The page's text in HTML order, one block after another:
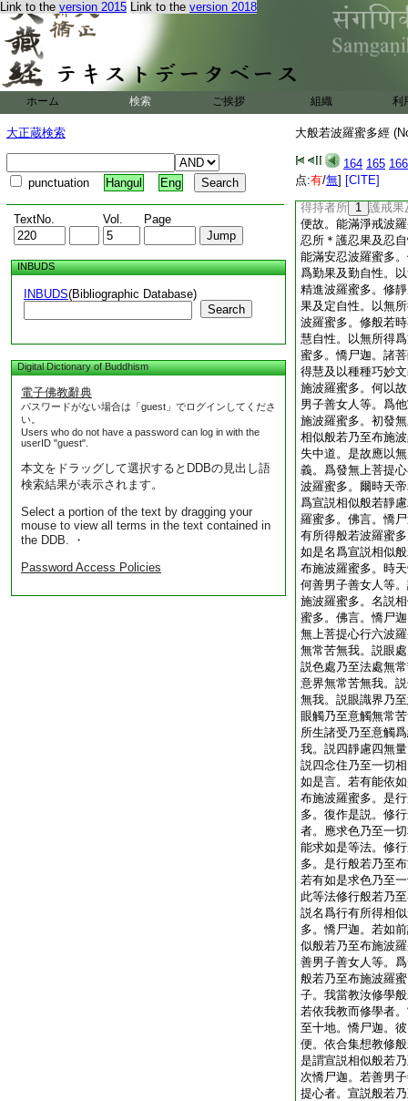
Link to the version 2015 Link to the version 2018
ホーム 検索 ご挨拶 組織 利
大正蔵検索
punctuation Hangul Eng
TextNo. Vol. Page
INBUDS
INBUDS(Bibliographic Database)
Search
Digital Dictionary of Buddhism
電子佛教辭典
パスワードがない場合は「guest」でログインしてくださ
い。
Users who do not have a password can log in with the
userID "guest".
本文をドラッグして選択するとDDBの見出し語
検索結果が表示されます。
Select a portion of the text by dragging your
mouse to view all terms in the text contained in
the DDB. ・
Password Access Policies
大般若波羅蜜多經
164 165 166
点:有/無] [CITE]
如是念。我能修定
定自性。彼修定時
蜜多。修般若時作
慧境。此是慧果。
淨戒安忍精進靜慮
帝釋白佛言。世尊
而能圓滿布施淨戒
蜜多。佛言。憍尸
時不得施者受者施
爲方便故。能滿布
得持者所 1 護戒果
便故。能滿淨戒波
忍所＊護忍果及忍
能滿安忍波羅蜜多
爲勤果及勤自性。
精進波羅蜜多。修
果及定自性。以無
波羅蜜多。修般若
慧自性。以無所得
蜜多。憍尸迦。諸
得慧及以種種巧妙
施波羅蜜多。何以
男子善女人等。爲
施波羅蜜多。初發
相似般若乃至布施
失中道。是故應以
義。爲發無上菩提
波羅蜜多。爾時天
爲宣説相似般若靜
羅蜜多。佛言。憍
有所得般若波羅蜜
如是名爲宣説相似
布施波羅蜜多。時
何善男子善女人等
施波羅蜜多。名説
蜜多。佛言。憍尸
無上菩提心行六波
無常苦無我。説眼
説色處乃至法處無
意界無常苦無我。
無我。説眼識界乃
眼觸乃至意觸無常
所生諸受乃至意觸
我。説四靜慮四無
説四念住乃至一切
如是言。若有能依
布施波羅蜜多。是
多。復作是説。修
者。應求色乃至一
能求如是等法。修
多。是行般若乃至
若有如是求色乃至
此等法修行般若乃
説名爲行有所得相
多。憍尸迦。若如
似般若乃至布施波
善男子善女人等。
般若乃至布施波羅
子。我當教汝修學
若依我教而修學者
至十地。憍尸迦。
便。依合集想教修
是謂宣説相似般若
次憍尸迦。若善男
提心者。宣説般若